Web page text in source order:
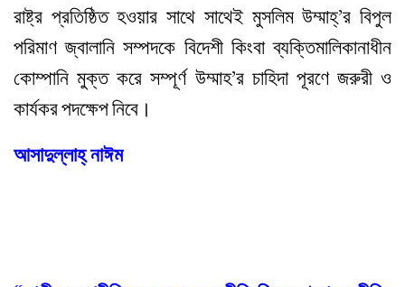
রাষ্ট্র প্রতিষ্ঠিত হওয়ার সাথে সাথেই মুসলিম উম্মাহ্‌’র বিপুল
পরিমাণ জ্বালানি সম্পদকে বিদেশী কিংবা ব্যক্তিমালিকানাধীন
কোম্পানি মুক্ত করে সম্পূর্ণ উম্মাহ’র চাহিদা পূরণে জরুরী ও
কার্যকর পদক্ষেপ নিবে।
আসাদুল্লাহ্‌ নাঈম